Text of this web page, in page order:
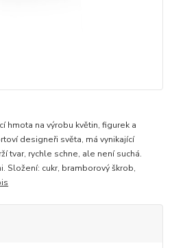
hmota na výrobu květin, figurek a
designeři světa, má vynikající
tvar, rychle schne, ale není suchá.
Složení: cukr, bramborový škrob,